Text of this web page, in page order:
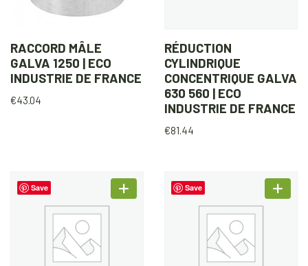
RACCORD MÂLE
GALVA 1250 | ECO
INDUSTRIE DE FRANCE
€43.04
RÉDUCTION
CYLINDRIQUE
CONCENTRIQUE GALVA
630 560 | ECO
INDUSTRIE DE FRANCE
€81.44
Save Save